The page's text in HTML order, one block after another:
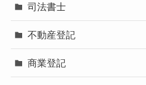
司法書士
不動産登記
商業登記